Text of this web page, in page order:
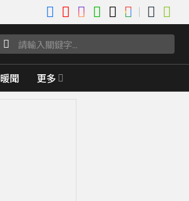
暖聞 更多